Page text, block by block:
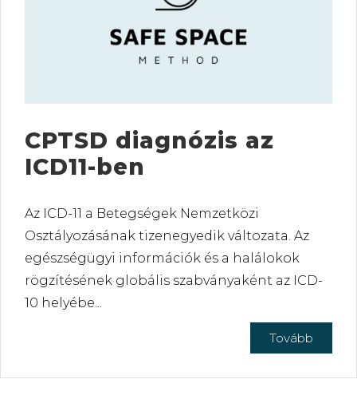
CPTSD diagnózis az
ICD11-ben
Az ICD-11 a Betegségek Nemzetközi
Osztályozásának tizenegyedik változata. Az
egészségügyi információk és a halálokok
rögzítésének globális szabványaként az ICD-
10 helyébe...
Tovább